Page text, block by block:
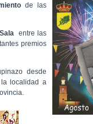
de las
entre las
premios
desde
localidad a